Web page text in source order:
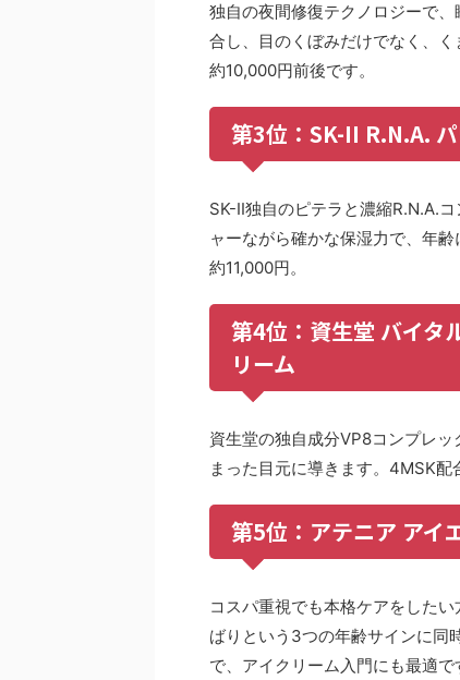
独自の夜間修復テクノロジーで
合し、目のくぼみだけでなく、く
約10,000円前後です。
第3位：SK-II R.N.A.
SK-II独自のピテラと濃縮R.N.A.
ャーながら確かな保湿力で、年
約11,000円。
第4位：資生堂 バイタ
リーム
資生堂の独自成分VP8コンプレ
まった目元に導きます。4MSK配
第5位：アテニア アイ
コスパ重視でも本格ケアをした
ばりという3つの年齢サインに同
で、アイクリーム入門にも最適で